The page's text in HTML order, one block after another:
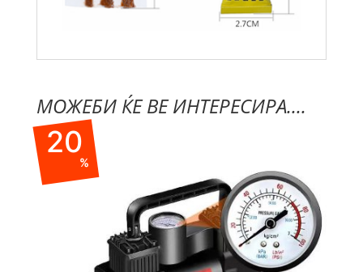
МОЖЕБИ ЌЕ ВЕ ИНТЕРЕСИРА....
20
%